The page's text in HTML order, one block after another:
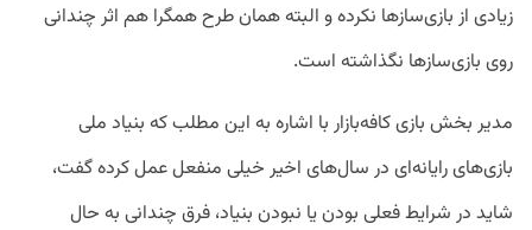
زیادی از بازی‌ساز‌ها نکرده و البته همان طرح همگرا هم اثر چندانی
روی بازی‌سازها نگذاشته است.
مدیر بخش بازی کافه‌بازار با اشاره به این مطلب که بنیاد ملی
بازی‌های رایانه‌ای در سال‌های اخیر خیلی منفعل عمل کرده گفت،
شاید در شرایط فعلی بودن یا نبودن بنیاد، فرق چندانی به حال